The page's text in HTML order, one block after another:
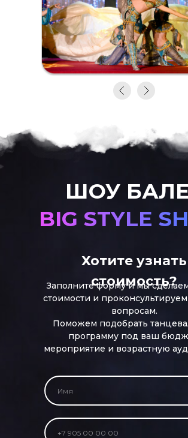
Хотите узнать
стоимость?
Заполните форму и мы
стоимости и
вопросам.
Поможем подобрать
программу под ваш
мероприятие и возрастную
ШОУ
BIG STYLE